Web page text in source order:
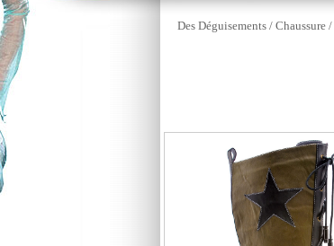
Des Déguisements / Chaussure /